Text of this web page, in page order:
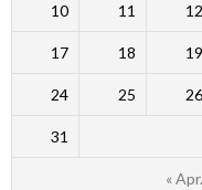
« Apr.
10 11 12
17 18 19
24 25 26
31